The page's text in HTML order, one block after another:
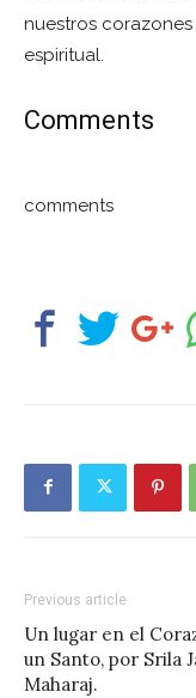
nuestros
espiritual.
Comments
comments
Previous article
Un lugar en el
un Santo, por Srila
Maharaj.